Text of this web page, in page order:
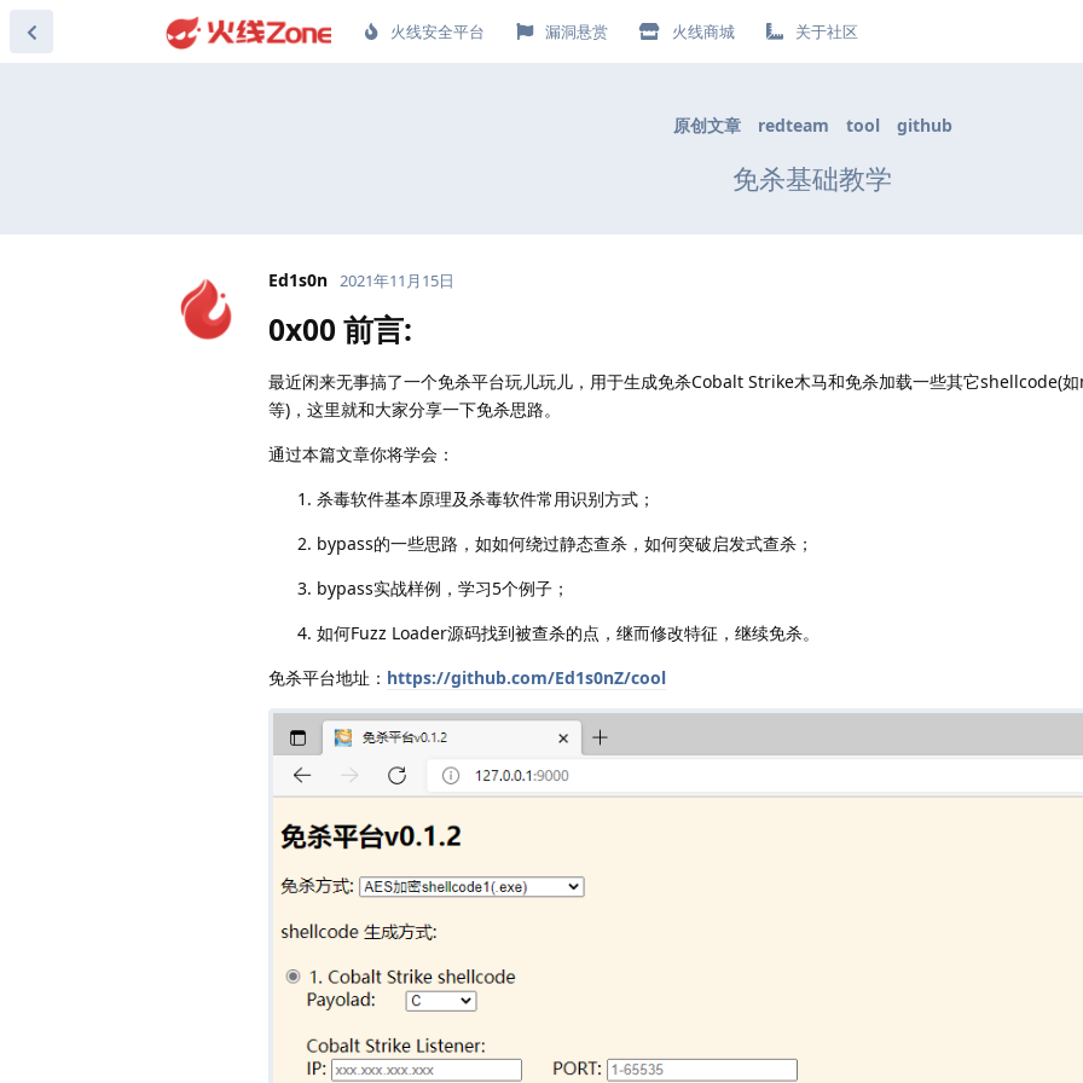
火线安全平台 漏洞悬赏 火线商城 关于社区
原创文章 redteam tool github
免杀基础教学
Ed1s0n 2021年11月15日
0x00 前言:
最近闲来无事搞了一个免杀平台玩儿玩儿，用于生成免杀Cobalt Strike木马和免杀加载一些其它shellcode(
等)，这里就和大家分享一下免杀思路。
通过本篇文章你将学会：
杀毒软件基本原理及杀毒软件常用识别方式；
bypass的一些思路，如如何绕过静态查杀，如何突破启发式查杀；
bypass实战样例，学习5个例子；
如何Fuzz Loader源码找到被查杀的点，继而修改特征，继续免杀。
免杀平台地址： https://github.com/Ed1s0nZ/cool